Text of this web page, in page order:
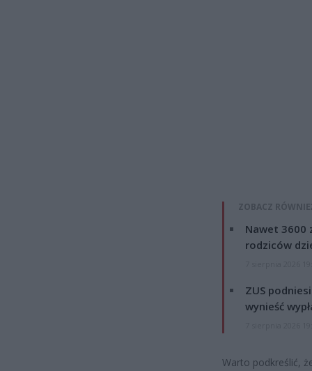
ZOBACZ
Nawet 3600
rodziców
ZUS
wynieść
Warto podkreślić,